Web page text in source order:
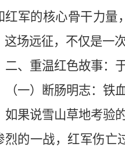
红军的核心骨干力量
这场远征，不仅是一
二、重温红色故事：
（一）断肠明志：铁
如果说雪山草地考验
烈的一战，红军伤亡